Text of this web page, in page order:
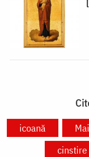
icoană
cinstire